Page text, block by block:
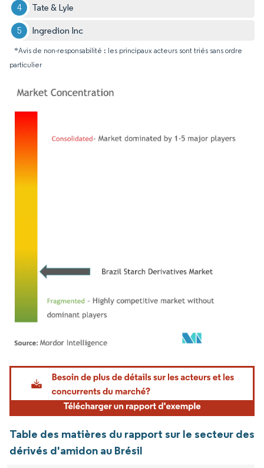
Tate & Lyle
Ingredion Inc
*Avis de non-responsabilité : les principaux acteurs sont triés sans ordre
particulier
Image © Mordor Intelligence. La réutilisation nécessite une attribution sous CC BY
Table des matières du rapport sur le secteur des
dérivés d'amidon au Brésil